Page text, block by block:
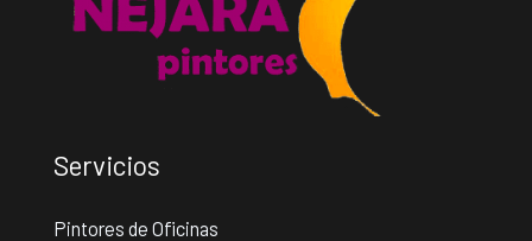
Servicios
Pintores de Oficinas